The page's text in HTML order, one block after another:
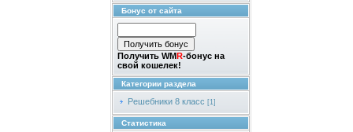
Бонус от сайта
Получить WMR-бонус на
свой кошелек!
Категории раздела
Решебники 8 класс [1]
Статистика